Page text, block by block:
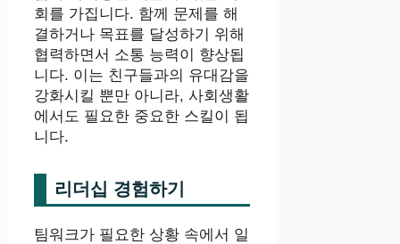
회를 가집니다. 함께 문제를 해
결하거나 목표를 달성하기 위해
협력하면서 소통 능력이 향상됩
니다. 이는 친구들과의 유대감을
강화시킬 뿐만 아니라, 사회생활
에서도 필요한 중요한 스킬이 됩
니다.
리더십 경험하기
팀워크가 필요한 상황 속에서 일